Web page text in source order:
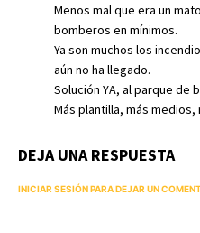
Menos mal que era un
bomberos en mínimos.
Ya son muchos los
aún no ha llegado.
Solución YA, al parque de
Más plantilla, más
DEJA UNA RESPUESTA
INICIAR SESIÓN PARA DEJAR UN